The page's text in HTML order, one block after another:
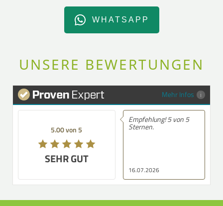
WHATSAPP
UNSERE BEWERTUNGEN
Mehr Infos
5.00 von 5
SEHR GUT
16.07.2026
Empfehlung! 5 von 5
Sternen.